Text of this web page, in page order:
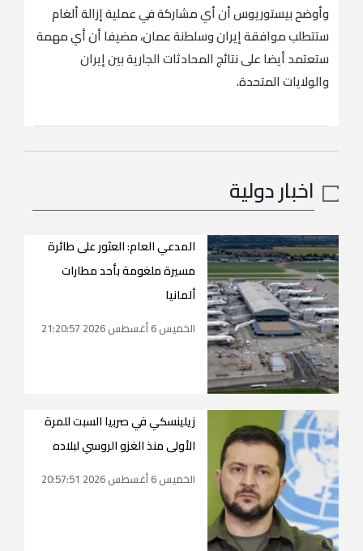
وأوضح ‌بيستوريوس أن أي مشاركة في عملية ⁠إزالة ⁠ألغام
ستتطلب موافقة إيران وسلطنة عمان، مضيفا أن أي مهمة
ستعتمد أيضا على نتائج المحادثات الجارية بين ​إيران ​
والولايات المتحدة.
اخبار دولية
المدعي العام: العثور على طائرة
مسيرة ملغومة بأحد مطارات
ألمانيا
الخميس 6 أغسطس 2026 21:20:57
زيلينسكي في صربيا السبت للمرة
الأولى منذ الغزو الروسي لبلاده
الخميس 6 أغسطس 2026 20:57:51